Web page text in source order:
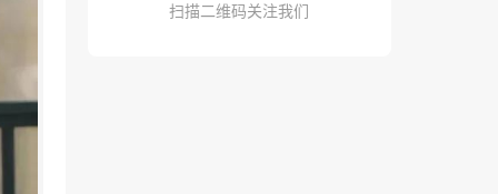
扫描二维码关注我们